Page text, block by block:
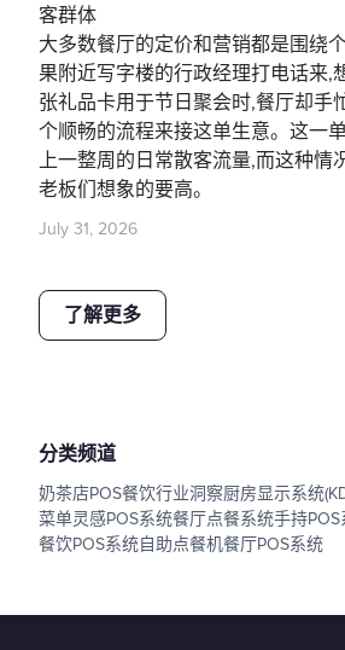
客群体
大多数餐厅的定价和营销都是围绕
果附近写字楼的行政经理打电话来,
张礼品卡用于节日聚会时,餐厅却手
个顺畅的流程来接这单生意。这一
上一整周的日常散客流量,而这种情
老板们想象的要高。
July 31, 2026
了解更多
分类频道
奶茶店POS餐饮行业洞察厨房显示系统
菜单灵感POS系统餐厅点餐系统手持POS
餐饮POS系统自助点餐机餐厅POS系统